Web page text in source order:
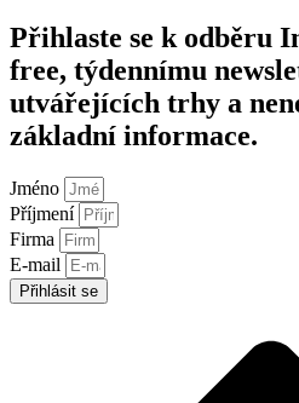
Přihlaste se k odběru
free, týdennímu
utvářejících trhy a
základní informace.
Jméno
Příjmení
Firma
E-mail
Přihlásit se